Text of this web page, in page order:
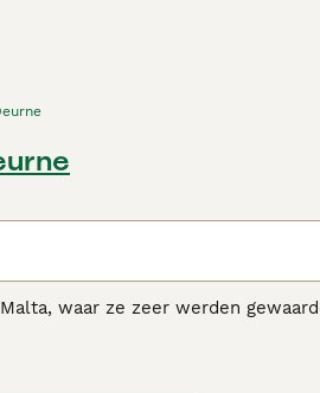
waar ze zeer werden
en aanhankelijk. Ondanks zijn